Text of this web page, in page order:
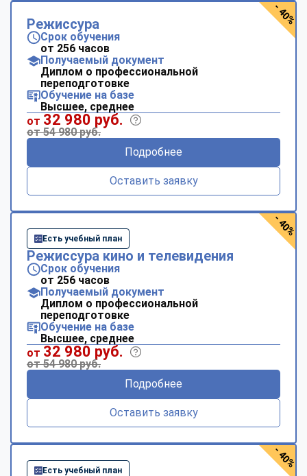
Режиссура
Срок обучения
от 256 часов
Получаемый документ
Диплом о профессиональной
переподготовке
Обучение на базе
Высшее, среднее
от 32 980 руб.
от 54 980 руб.
Подробнее
Оставить заявку
- 40%
Есть учебный план
Режиссура кино и телевидения
Срок обучения
от 256 часов
Получаемый документ
Диплом о профессиональной
переподготовке
Обучение на базе
Высшее, среднее
от 32 980 руб.
от 54 980 руб.
Подробнее
Оставить заявку
- 40%
Есть учебный план
- 40%